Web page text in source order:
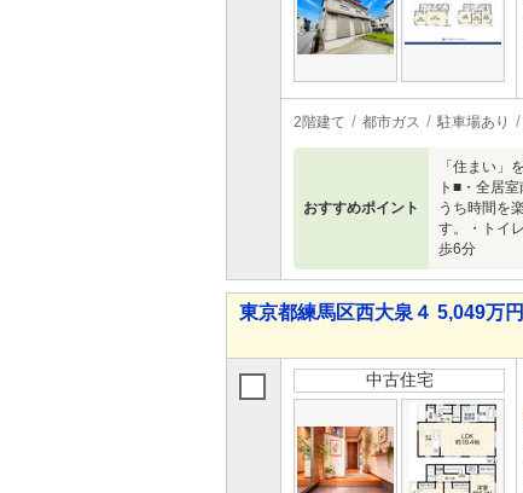
2階建て 都市ガス 駐車場あり
おすすめポイント
「住まい」
ト■・全居
うち時間を
す。・トイ
歩6分
東京都練馬区西大泉４ 5,049万
中古住宅